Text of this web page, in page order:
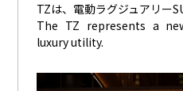
TZは、電動ラグジュアリー
The TZ represents a
luxury utility.